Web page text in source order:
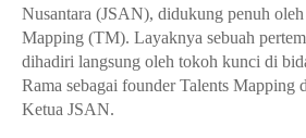
Nusantara (JSAN), didukung penuh
Mapping (TM). Layaknya sebuah
dihadiri langsung oleh tokoh kunci di
Rama sebagai founder Talents Mapping
Ketua JSAN.